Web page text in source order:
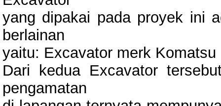
yang dipakai pada proyek ini
berlainan
yaitu: Excavator merk
Dari kedua Excavator
pengamatan